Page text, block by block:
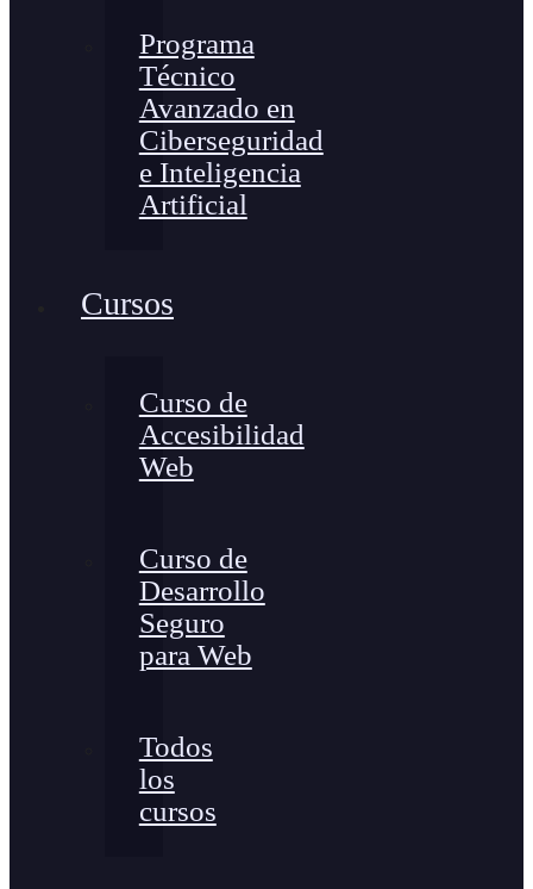
Programa
Técnico
Avanzado en
Ciberseguridad
e Inteligencia
Artificial
Cursos
Curso de
Accesibilidad
Web
Curso de
Desarrollo
Seguro
para Web
Todos
los
cursos